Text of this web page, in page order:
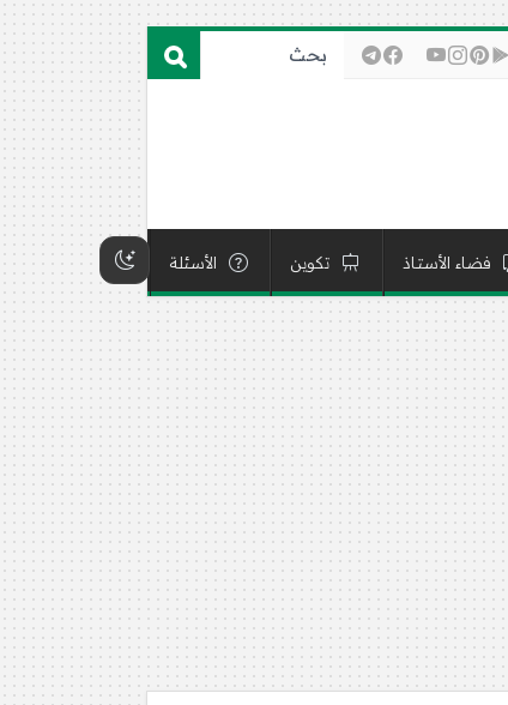
فضاء الأستاذ تكوين الأسئلة